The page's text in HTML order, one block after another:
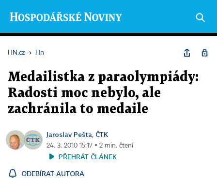
HN.cz › Hn
Medailistka z paraolympiády:
Radosti moc nebylo, ale
zachránila to medaile
Jaroslav Pešta, ČTK
24. 3. 2010 15:17 ▪ 2 min. čtení
PŘEHRÁT ČLÁNEK
ODEBÍRAT AUTORA